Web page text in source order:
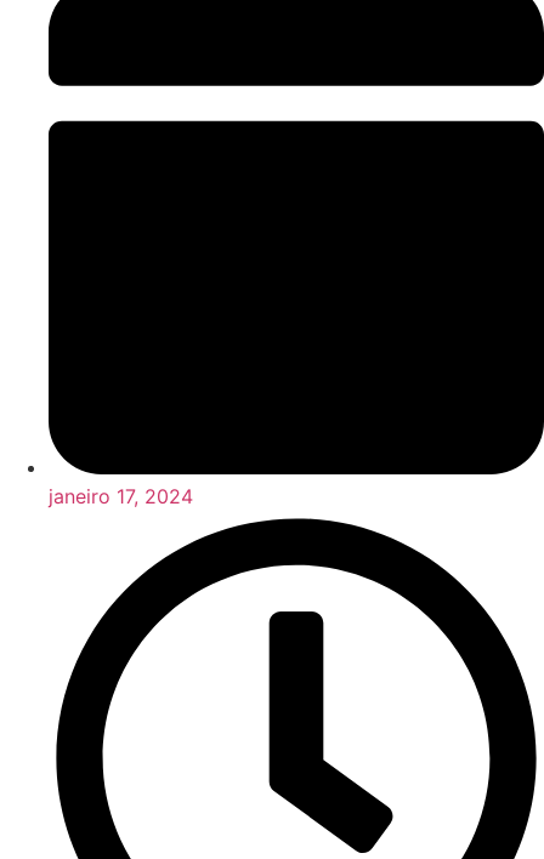
janeiro 17, 2024